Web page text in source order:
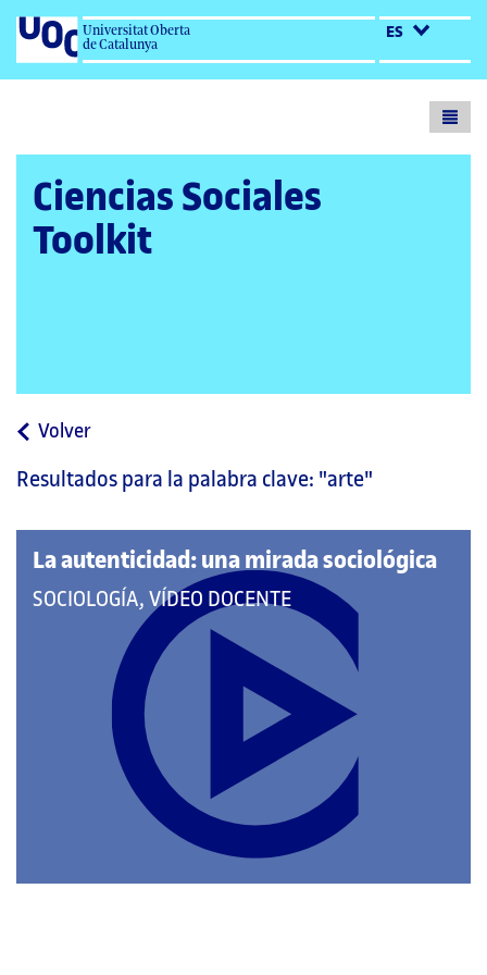
Universitat Oberta
de Catalunya
ES
Ciencias Sociales
Toolkit
Volvera
página
Resultados para la palabra clave: "arte"
La autenticidad: una mirada sociológica
QUE
PERTENECE
CATEGORÍAS:
SOCIOLOGÍA, VÍDEO DOCENTE